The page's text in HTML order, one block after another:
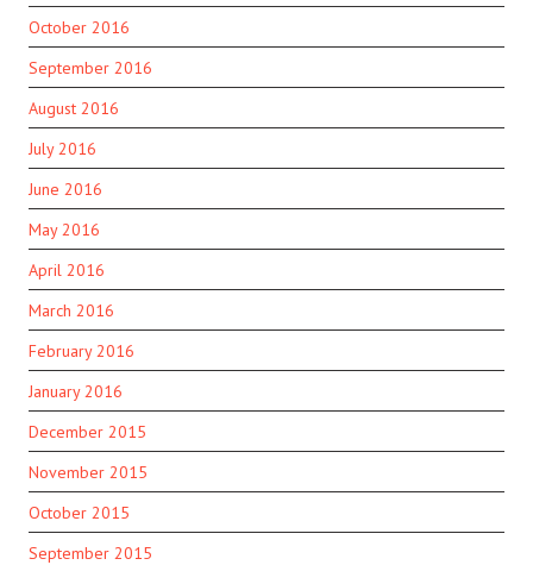
October 2016
September 2016
August 2016
July 2016
June 2016
May 2016
April 2016
March 2016
February 2016
January 2016
December 2015
November 2015
October 2015
September 2015